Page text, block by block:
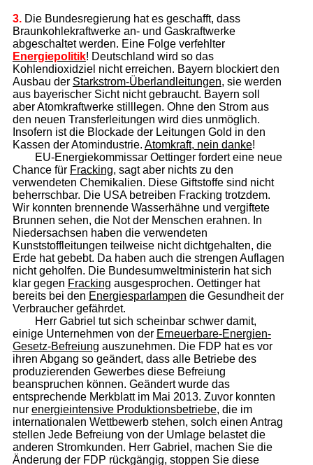
3.Die Bundesregierung hat es geschafft, dass
Braunkohlekraftwerke an- und Gaskraftwerke
abgeschaltet werden. Eine Folge verfehlter
Energiepolitik! Deutschland wird so das
Kohlendioxidziel nicht erreichen. Bayern blockiert den
Ausbau der Starkstrom-Überlandleitungen, sie werden
aus bayerischer Sicht nicht gebraucht. Bayern soll
aber Atomkraftwerke stilllegen. Ohne den Strom aus
den neuen Transferleitungen wird dies unmöglich.
Insofern ist die Blockade der Leitungen Gold in den
Kassen der Atomindustrie. Atomkraft, nein danke!
EU-Energiekommissar Oettinger fordert eine neue
Chance für Fracking, sagt aber nichts zu den
verwendeten Chemikalien. Diese Giftstoffe sind nicht
beherrschbar. Die USA betreiben Fracking trotzdem.
Wir konnten brennende Wasserhähne und vergiftete
Brunnen sehen, die Not der Menschen erahnen. In
Niedersachsen haben die verwendeten
Kunststoffleitungen teilweise nicht dichtgehalten, die
Erde hat gebebt. Da haben auch die strengen Auflagen
nicht geholfen. Die Bundesumweltministerin hat sich
klar gegen Fracking ausgesprochen. Oettinger hat
bereits bei den Energiesparlampen die Gesundheit der
Verbraucher gefährdet.
Herr Gabriel tut sich scheinbar schwer damit,
einige Unternehmen von der Er­neu­er­bare-Energien-
Gesetz-Befreiung auszunehmen. Die FDP hat es vor
ihren Abgang so geändert, dass alle Betriebe des
produzierenden Gewerbes diese Befreiung
beanspruchen können. Geändert wurde das
entsprechende Merkblatt im Mai 2013. Zuvor konnten
nur energieintensive Produktionsbetriebe, die im
internationalen Wettbewerb stehen, solch einen Antrag
stellen Jede Befreiung von der Umlage belastet die
anderen Stromkunden. Herr Gabriel, machen Sie die
Änderung der FDP rückgängig, stoppen Sie diese